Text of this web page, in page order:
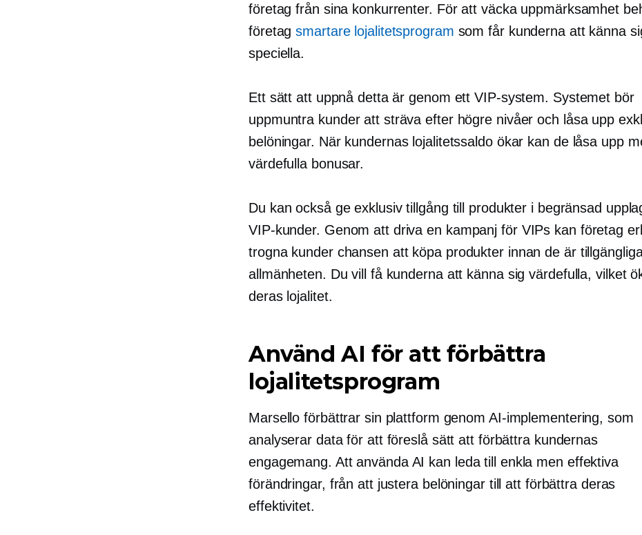
företag från sina konkurrenter. För att väcka uppmärksamhet
företagsmartare lojalitetsprogram som får kunderna att känna
speciella.
Ett sätt att uppnå detta är genom ett VIP-system. Systemet bör
uppmuntra kunder att sträva efter högre nivåer och låsa upp
belöningar. När kundernas lojalitetssaldo ökar kan de låsa upp
värdefulla bonusar.
Du kan också ge exklusiv tillgång till produkter i begränsad
VIP-kunder. Genom att driva en kampanj för VIPs kan företag
trogna kunder chansen att köpa produkter innan de är
allmänheten. Du vill få kunderna att känna sig värdefulla, vilket
deras lojalitet.
Använd AI för att förbättra
lojalitetsprogram
Marsello förbättrar sin plattform genom AI-implementering, som
analyserar data för att föreslå sätt att förbättra kundernas
engagemang. Att använda AI kan leda till enkla men effektiva
förändringar, från att justera belöningar till att förbättra deras
effektivitet.